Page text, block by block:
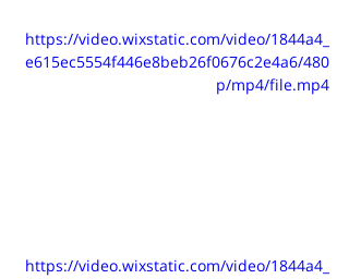
https://video.wixstatic.com/video/1844a4_
e615ec5554f446e8beb26f0676c2e4a6/480
p/mp4/file.mp4
https://video.wixstatic.com/video/1844a4_